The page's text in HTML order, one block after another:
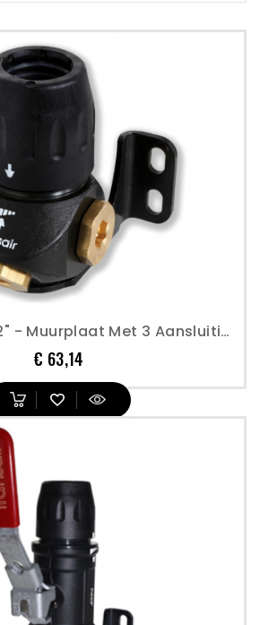
Dia. 25 - 3 X 1/2" - Muurplaat Met 3 Aansluitingen - Transair
€ 63,14